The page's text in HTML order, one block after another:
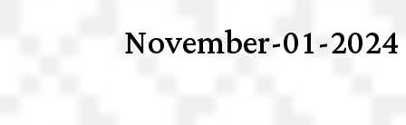
2024-November-01